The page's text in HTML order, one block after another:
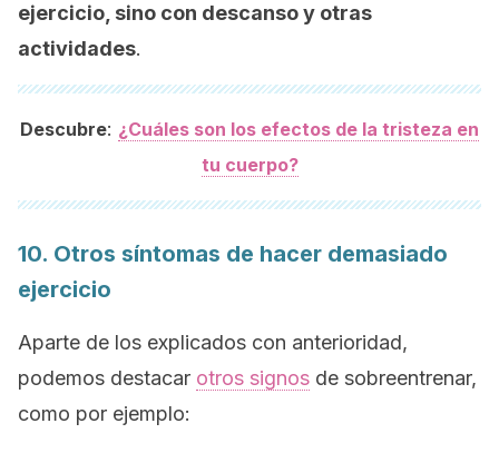
ejercicio, sino con descanso y otras
actividades.
Descubre: ¿Cuáles son los efectos de la tristeza en
tu cuerpo?
10. Otros síntomas de hacer demasiado
ejercicio
Aparte de los explicados con anterioridad,
podemos destacar otros signos de sobreentrenar,
como por ejemplo: